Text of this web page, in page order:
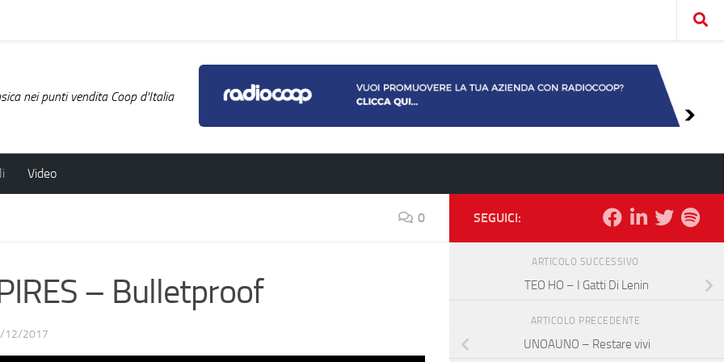
nei punti vendita Coop d'Italia
Video
0
– Bulletproof
12/2017
SEGUICI:
ARTICOLO SUCCESSIVO
TEO HO – I Gatti Di Lenin
ARTICOLO PRECEDENTE
UNOAUNO – Restare vivi